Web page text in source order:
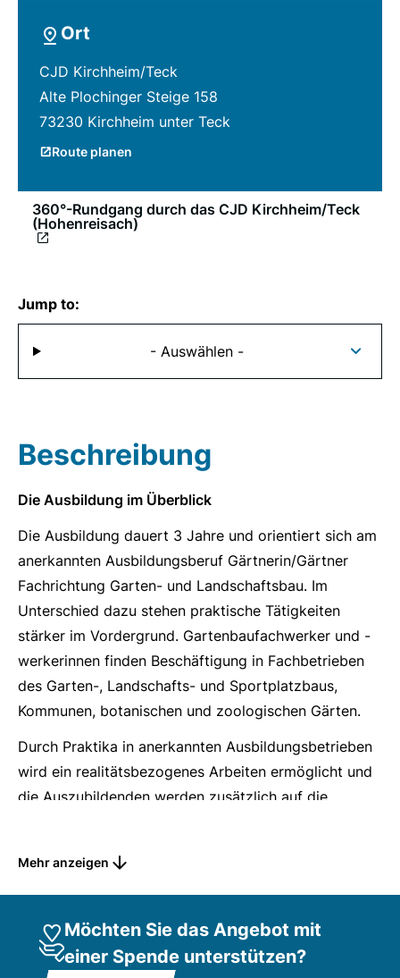
Ort
CJD Kirchheim/Teck
Alte Plochinger Steige 158
73230 Kirchheim unter Teck
Route planen
360°-Rundgang durch das CJD Kirchheim/Teck
(Hohenreisach)
Jump to:
- Auswählen -
Beschreibung
Die Ausbildung im Überblick
Die Ausbildung dauert 3 Jahre und orientiert sich am
anerkannten Ausbildungsberuf Gärtnerin/Gärtner
Fachrichtung Garten- und Landschaftsbau. Im
Unterschied dazu stehen praktische Tätigkeiten
stärker im Vordergrund. Gartenbaufachwerker und -
werkerinnen finden Beschäftigung in Fachbetrieben
des Garten-, Landschafts- und Sportplatzbaus,
Kommunen, botanischen und zoologischen Gärten.
Durch Praktika in anerkannten Ausbildungsbetrieben
wird ein realitätsbezogenes Arbeiten ermöglicht und
die Auszubildenden werden zusätzlich auf die
Die Beschulung erfolgt in der öffentlichen
Berufsschule, den Abschluss bildet die Fachprüfung.
Förderung und Begleitung in der Reha-Ausbildung
Sozialpädagogische Begleitung und Unterstützung
Mehr anzeigen
Möchten Sie das Angebot mit
einer Spende unterstützen?